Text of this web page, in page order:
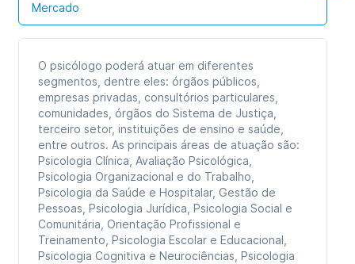
Mercado
O psicólogo poderá atuar em diferentes
segmentos, dentre eles: órgãos públicos,
empresas privadas, consultórios particulares,
comunidades, órgãos do Sistema de Justiça,
terceiro setor, instituições de ensino e saúde,
entre outros. As principais áreas de atuação são:
Psicologia Clínica, Avaliação Psicológica,
Psicologia Organizacional e do Trabalho,
Psicologia da Saúde e Hospitalar, Gestão de
Pessoas, Psicologia Jurídica, Psicologia Social e
Comunitária, Orientação Profissional e
Treinamento, Psicologia Escolar e Educacional,
Psicologia Cognitiva e Neurociências, Psicologia